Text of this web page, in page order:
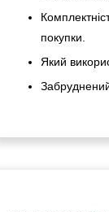
покупки.
Який